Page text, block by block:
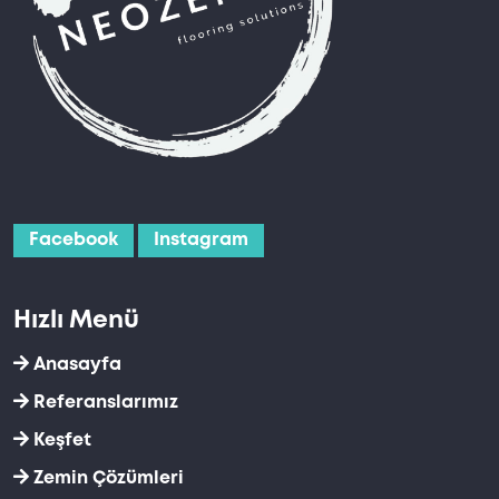
Facebook Instagram
Hızlı Menü
Anasayfa
Referanslarımız
Keşfet
Zemin Çözümleri